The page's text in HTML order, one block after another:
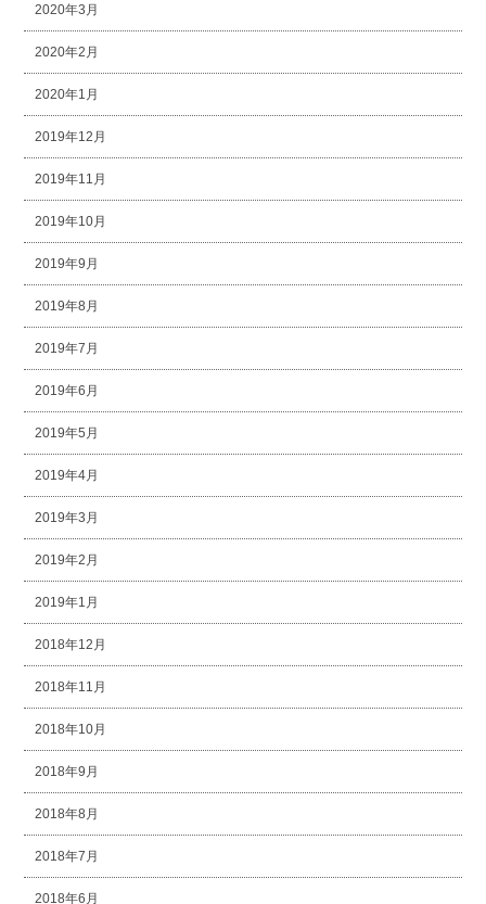
2020年3月
2020年2月
2020年1月
2019年12月
2019年11月
2019年10月
2019年9月
2019年8月
2019年7月
2019年6月
2019年5月
2019年4月
2019年3月
2019年2月
2019年1月
2018年12月
2018年11月
2018年10月
2018年9月
2018年8月
2018年7月
2018年6月